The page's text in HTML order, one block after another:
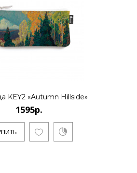
KEY2 «Autumn Hillside»
1595р.